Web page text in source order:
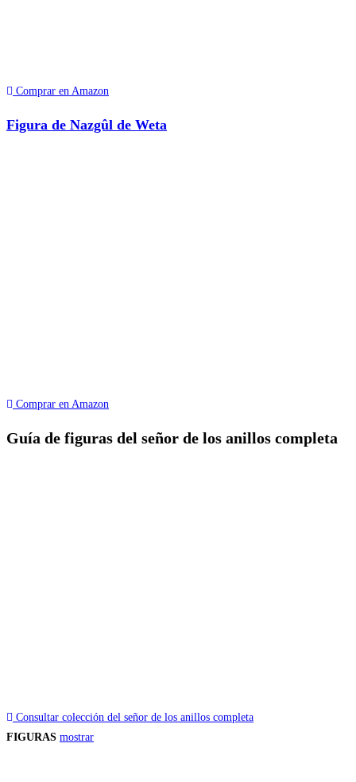
Comprar en Amazon
Figura de Nazgûl de Weta
Comprar en Amazon
Guía de figuras del señor de los anillos completa
Consultar colección del señor de los anillos completa
FIGURAS mostrar